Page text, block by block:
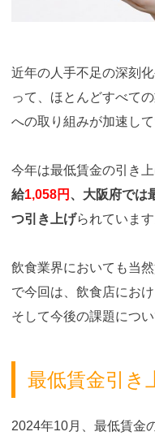
近年の人手不足の深刻
って、ほとんどすべて
への取り組みが加速して
今年は最低賃金の引き上
給1,058円 、大阪府では
つ引き上げられています
飲食業界においても当
で今回は、飲食店にお
そして今後の課題につい
最低賃金引き
2024年10月、最低賃金